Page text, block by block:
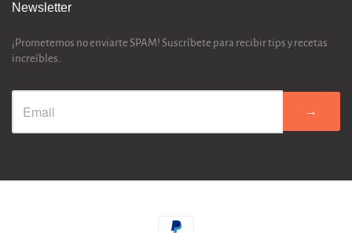
Newsletter
¡Prometemos no enviarte SPAM! Suscríbete para recibir tips y recetas
increíbles.
→